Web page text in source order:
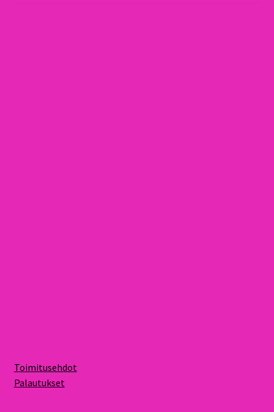
Toimitusehdot
Palautukset